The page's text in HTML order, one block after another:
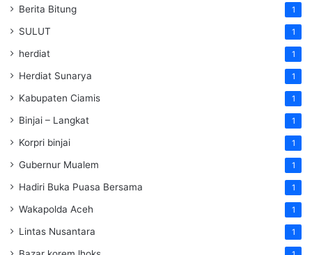
Berita Bitung 1
SULUT 1
herdiat 1
Herdiat Sunarya 1
Kabupaten Ciamis 1
Binjai – Langkat 1
Korpri binjai 1
Gubernur Mualem 1
Hadiri Buka Puasa Bersama 1
Wakapolda Aceh 1
Lintas Nusantara 1